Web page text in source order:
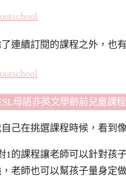
了連續訂閱的課程之外，也
母語非英文學齡前兒童課
己在挑選課程時候，看到
1的課程讓老師可以針對孩
老師也可以幫孩子量身定